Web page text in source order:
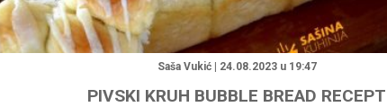
"
Saša Vukić | 24.08.2023 u 19:47
PIVSKI KRUH BUBBLE BREAD RECEPT